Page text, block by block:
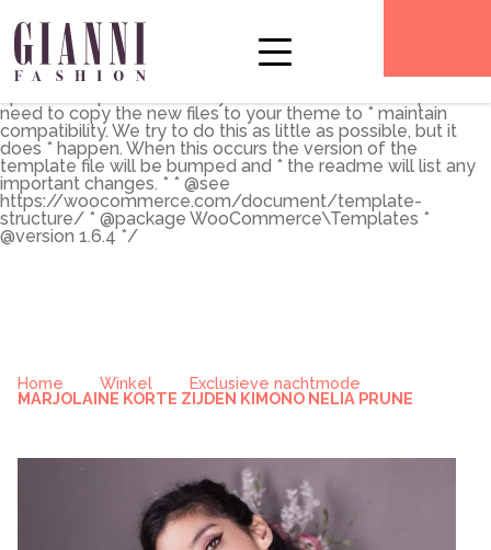
the main shop page which is a post type archive * * This
template can be overridden by copying it to
yourtheme/woocommerce/archive-product.php. * *
HOWEVER, on occasion WooCommerce will need to
need to copy the new files to your theme to * maintain
compatibility. We try to do this as little as possible, but it
does * happen. When this occurs the version of the
template file will be bumped and * the readme will list any
important changes. * * @see
https://woocommerce.com/document/template-
structure/ * @package WooCommerce\Templates *
@version 1.6.4 */
Home Winkel
Exclusieve nachtmode
MARJOLAINE KORTE ZIJDEN KIMONO NELIA PRUNE